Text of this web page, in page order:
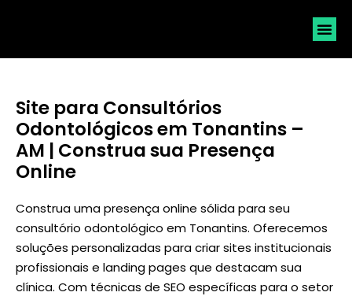
Site para Consultórios
Odontológicos em Tonantins –
AM | Construa sua Presença
Online
Construa uma presença online sólida para seu
consultório odontológico em Tonantins. Oferecemos
soluções personalizadas para criar sites institucionais
profissionais e landing pages que destacam sua
clínica. Com técnicas de SEO específicas para o setor